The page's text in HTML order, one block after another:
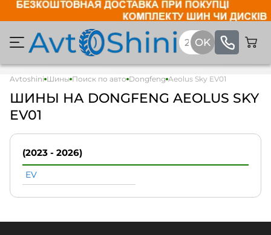
Avtoshini Шины Поиск по авто Dongfeng Aeolus Sky EV01
ШИНЫ НА DONGFENG AEOLUS SKY
EV01
(2023 - 2026)
EV